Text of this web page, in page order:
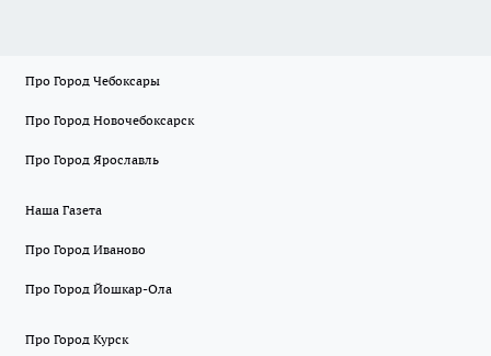
Про Город Чебоксары
Про Город Новочебоксарск
Про Город Ярославль
Наша Газета
Про Город Иваново
Про Город Йошкар-Ола
Про Город Курск